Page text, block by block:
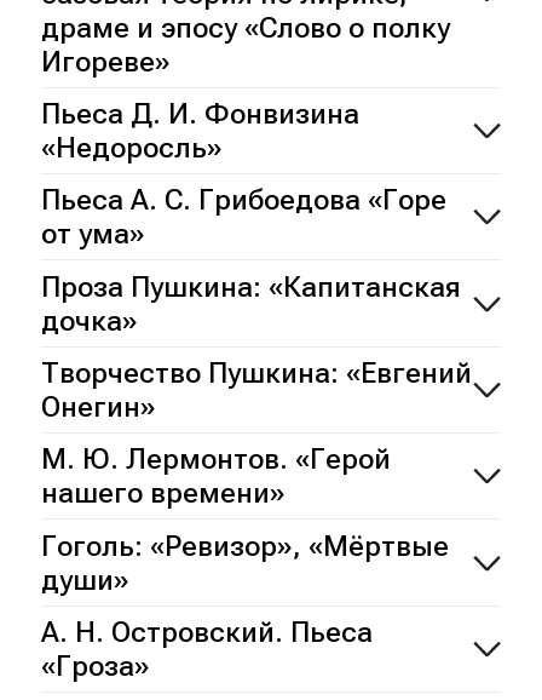
драме и эпосу «Слово о полку
Игореве»
Пьеса Д. И. Фонвизина
«Недоросль»
Пьеса А. С. Грибоедова «Горе
от ума»
Проза Пушкина: «Капитанская
дочка»
Творчество Пушкина: «Евгений
Онегин»
М. Ю. Лермонтов. «Герой
нашего времени»
Гоголь: «Ревизор», «Мёртвые
души»
А. Н. Островский. Пьеса
«Гроза»